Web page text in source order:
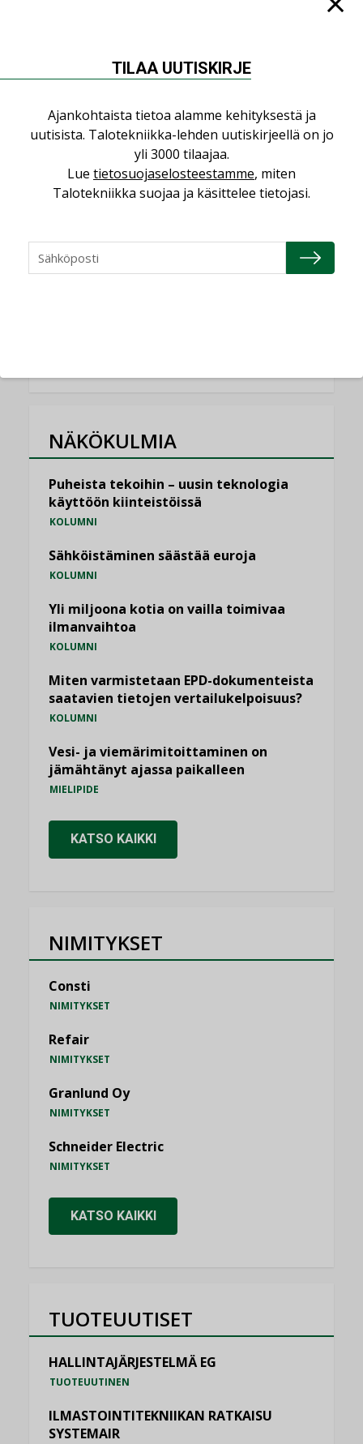
saman katon alle”
AJANKOHTAISTA
Sähköistyminen kasvaa voimakkaasti:
”Tulevat kilpailuedut syntyvät, kun
erilliset teknologiat tuodaan yhteen”
AJANKOHTAISTA ,TILAAJILLE
Puutteellinen eristys lisää lämpöhäviöitä
Kaivamattomat menetelmät
vakiinnuttavat asemansa taloyhtiöissä
NÄKÖKULMIA
Puheista tekoihin – uusin teknologia
käyttöön kiinteistöissä
KOLUMNI
Sähköistäminen säästää euroja
KOLUMNI
Yli miljoona kotia on vailla toimivaa
ilmanvaihtoa
KOLUMNI
Miten varmistetaan EPD-dokumenteista
saatavien tietojen vertailukelpoisuus?
KOLUMNI
Vesi- ja viemärimitoittaminen on
jämähtänyt ajassa paikalleen
MIELIPIDE
KATSO KAIKKI
NIMITYKSET
Consti
NIMITYKSET
Refair
NIMITYKSET
Granlund Oy
NIMITYKSET
Schneider Electric
NIMITYKSET
KATSO KAIKKI
TUOTEUUTISET
HALLINTAJÄRJESTELMÄ EG
TUOTEUUTINEN
ILMASTOINTITEKNIIKAN RATKAISU
SYSTEMAIR
TILAA UUTISKIRJE
Ajankohtaista tietoa alamme kehityksestä ja
uutisista. Talotekniikka-lehden uutiskirjeellä on jo
yli 3000 tilaajaa.
Lue tietosuojaselosteestamme, miten
Talotekniikka suojaa ja käsittelee tietojasi.